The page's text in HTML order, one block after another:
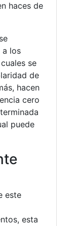
haces de
a los
se
de
hacen
cero
puede
este
esta